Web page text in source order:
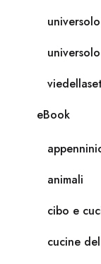
eBook
animali
cibo e
cucine